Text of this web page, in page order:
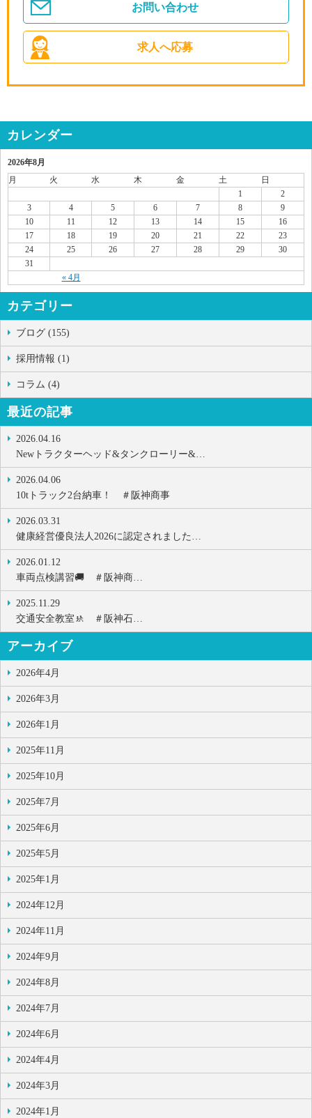
お問い合わせ
求人へ応募
カレンダー
2026年8月
月
火 水 木 金 土 日
« 4月
1
2
3
4 5 6 7 8
9
10
11 12 13 14 15
16
17
18 19 20 21 22
23
24
25 26 27 28 29
30
31
カテゴリー
ブログ (155)
採用情報 (1)
コラム (4)
最近の記事
2026.04.16
Newトラクターヘッド&タンクローリー&…
2026.04.06
10tトラック2台納車！ ＃阪神商事
2026.03.31
健康経営優良法人2026に認定されました…
2026.01.12
車両点検講習🚚 ＃阪神商…
2025.11.29
交通安全教室🚸 ＃阪神石…
アーカイブ
2026年4月
2026年3月
2026年1月
2025年11月
2025年10月
2025年7月
2025年6月
2025年5月
2025年1月
2024年12月
2024年11月
2024年9月
2024年8月
2024年7月
2024年6月
2024年4月
2024年3月
2024年1月